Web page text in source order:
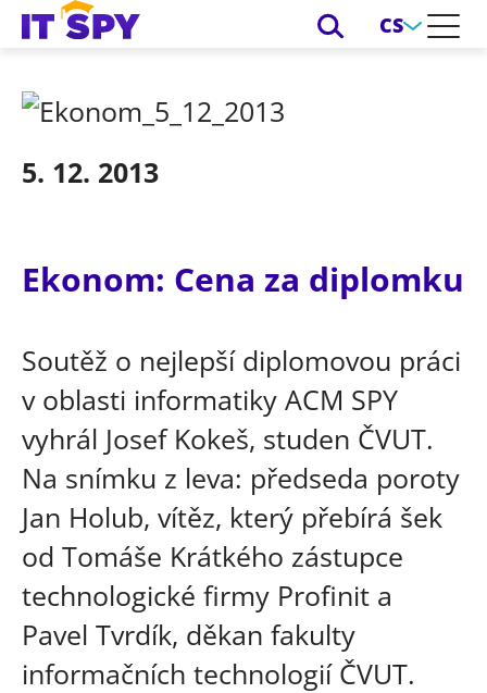
CS
5. 12. 2013
Ekonom: Cena za diplomku
Soutěž o nejlepší diplomovou práci
v oblasti informatiky ACM SPY
vyhrál Josef Kokeš, studen ČVUT.
Na snímku z leva: předseda poroty
Jan Holub, vítěz, který přebírá šek
od Tomáše Krátkého zástupce
technologické firmy Profinit a
Pavel Tvrdík, děkan fakulty
informačních technologií ČVUT.